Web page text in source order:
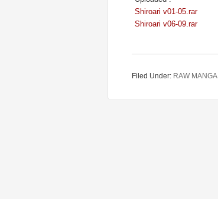
Shiroari v01-05.rar
Shiroari v06-09.rar
Filed Under: RAW MANGA